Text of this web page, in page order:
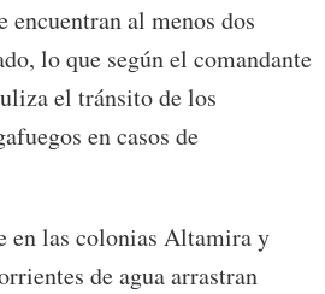
al menos dos
lo que según el comandante
el tránsito de los
en casos de
en las colonias Altamira y
de agua arrastran